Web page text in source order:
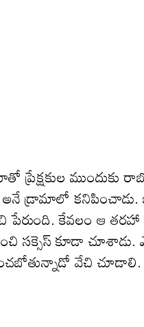
ముందుకు
డ్రామాలో
కేవలం ఆ తరహా
సక్సెస్ కూడా
వేచి చూడాలి.